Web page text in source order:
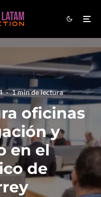
· 1 min de lectura
oficinas
y
en el
de